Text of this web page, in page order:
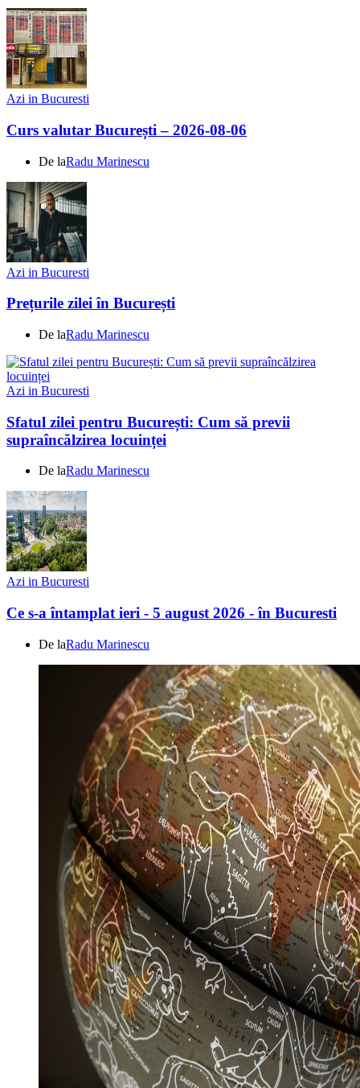
Azi in Bucuresti
Curs valutar București – 2026-08-06
De laRadu Marinescu
Azi in Bucuresti
Prețurile zilei în București
De laRadu Marinescu
Azi in Bucuresti
Sfatul zilei pentru București: Cum să previi
supraîncălzirea locuinței
De laRadu Marinescu
Azi in Bucuresti
Ce s-a întamplat ieri - 5 august 2026 - în Bucuresti
De laRadu Marinescu